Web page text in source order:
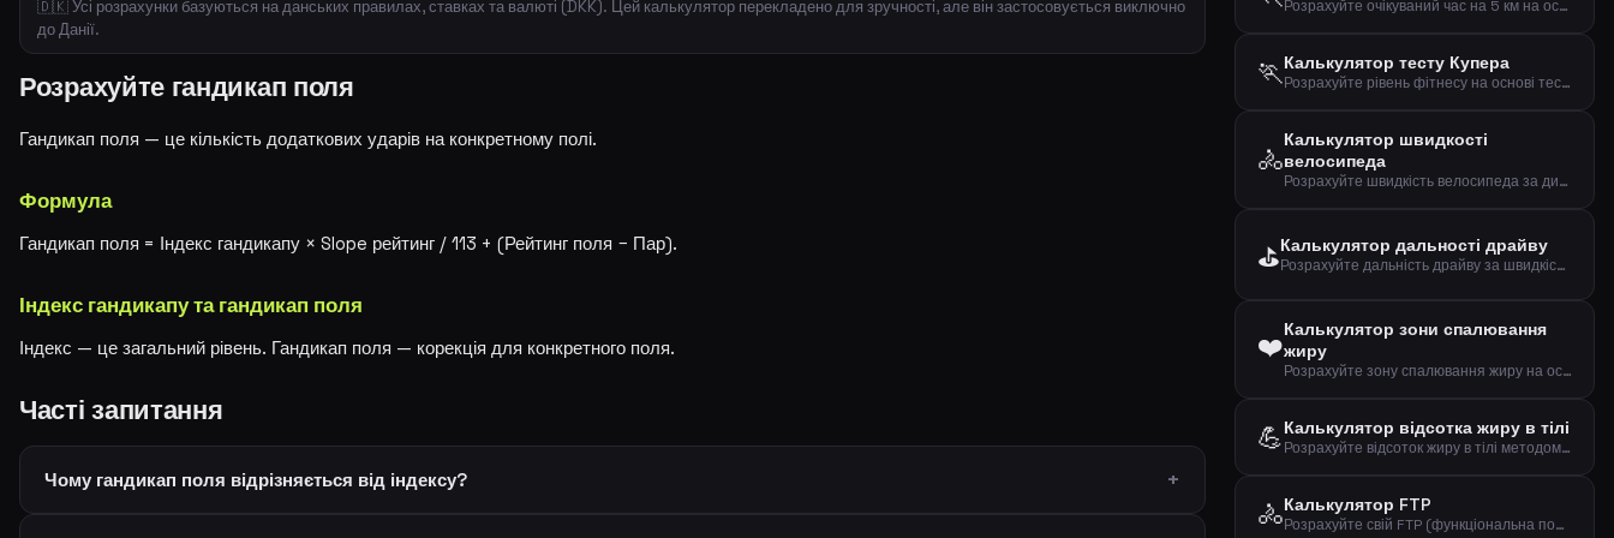
🇩🇰 Усі розрахунки базуються на данських правилах, ставках та валюті (DKK). Цей калькулятор перекладено для зручності, але він застосовується виключно
до Данії.
Розрахуйте гандикап поля
Гандикап поля — це кількість додаткових ударів на конкретному полі.
Формула
Гандикап поля = Індекс гандикапу × Slope рейтинг / 113 + (Рейтинг поля − Пар).
Індекс гандикапу та гандикап поля
Індекс — це загальний рівень. Гандикап поля — корекція для конкретного поля.
Часті запитання
Чому гандикап поля відрізняється від індексу?
Розрахуйте очікуваний час на 5 км на основі вашого темпу
🏃Калькулятор тесту Купера
Розрахуйте рівень фітнесу на основі тесту Купера (12-хвилинний біговий тест)
🚴
Калькулятор швидкості
велосипеда
Розрахуйте швидкість велосипеда за дистанцією та часом
⛳Калькулятор дальності драйву
Розрахуйте дальність драйву за швидкістю головки ключки та smash factor
❤️Калькулятор зони спалювання
жиру
Розрахуйте зону спалювання жиру на основі віку та пульсу у спокої
💪Калькулятор відсотка жиру в тілі
Розрахуйте відсоток жиру в тілі методом ВМС США за вимірами талії, шиї та зросту
🚴Калькулятор FTP
Розрахуйте свій FTP (функціональна порогова потужність) на основі тесту на час